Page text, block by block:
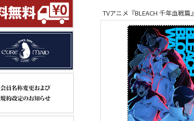
TVアニメ『BLEACH 千年血戦篇』